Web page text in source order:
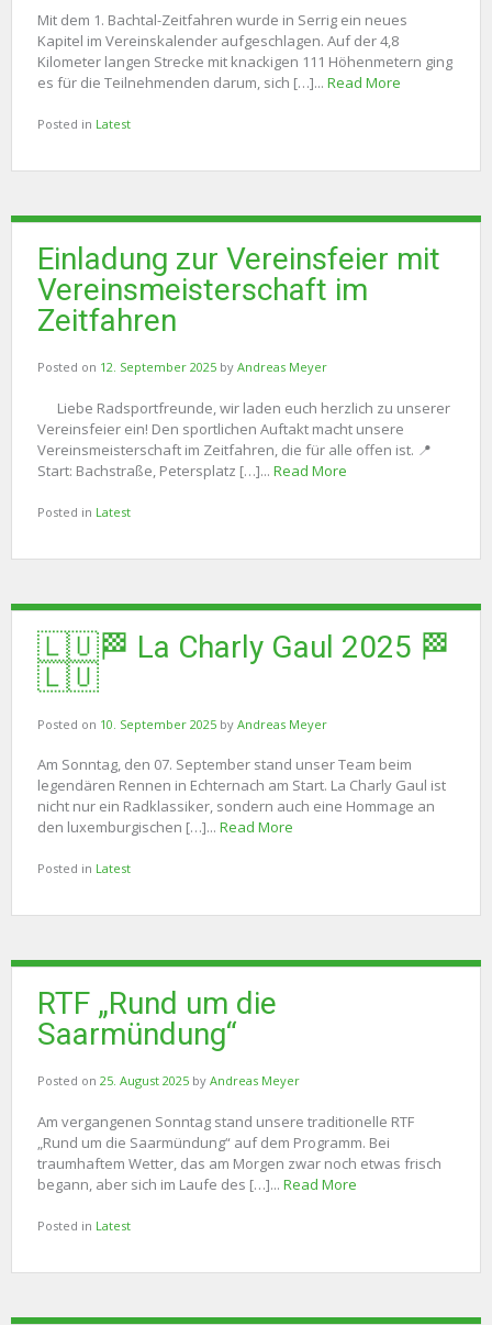
Mit dem 1. Bachtal-Zeitfahren wurde in Serrig ein neues
Kapitel im Vereinskalender aufgeschlagen. Auf der 4,8
Kilometer langen Strecke mit knackigen 111 Höhenmetern ging
es für die Teilnehmenden darum, sich […]... Read More
Posted in Latest
Einladung zur Vereinsfeier mit
Vereinsmeisterschaft im
Zeitfahren
Posted on 12. September 2025 by Andreas Meyer
Liebe Radsportfreunde, wir laden euch herzlich zu unserer
Vereinsfeier ein! Den sportlichen Auftakt macht unsere
Vereinsmeisterschaft im Zeitfahren, die für alle offen ist. 📍
Start: Bachstraße, Petersplatz […]... Read More
Posted in Latest
🇱🇺🏁 La Charly Gaul 2025 🏁
🇱🇺
Posted on 10. September 2025 by Andreas Meyer
Am Sonntag, den 07. September stand unser Team beim
legendären Rennen in Echternach am Start. La Charly Gaul ist
nicht nur ein Radklassiker, sondern auch eine Hommage an
den luxemburgischen […]... Read More
Posted in Latest
RTF „Rund um die
Saarmündung“
Posted on 25. August 2025 by Andreas Meyer
Am vergangenen Sonntag stand unsere traditionelle RTF
„Rund um die Saarmündung“ auf dem Programm. Bei
traumhaftem Wetter, das am Morgen zwar noch etwas frisch
begann, aber sich im Laufe des […]... Read More
Posted in Latest